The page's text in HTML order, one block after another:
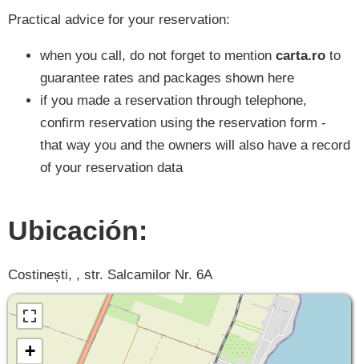
Practical advice for your reservation:
when you call, do not forget to mention carta.ro to
guarantee rates and packages shown here
if you made a reservation through telephone,
confirm reservation using the reservation form -
that way you and the owners will also have a record
of your reservation data
Ubicación:
Costinești, , str. Salcamilor Nr. 6A
+